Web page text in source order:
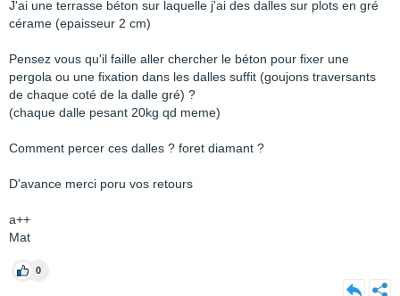
J'ai une terrasse béton sur laquelle j'ai des dalles sur plots en gré
cérame (epaisseur 2 cm)
Pensez vous qu'il faille aller chercher le béton pour fixer une
pergola ou une fixation dans les dalles suffit (goujons traversants
de chaque coté de la dalle gré) ?
(chaque dalle pesant 20kg qd meme)
Comment percer ces dalles ? foret diamant ?
D'avance merci poru vos retours
a++
Mat
0